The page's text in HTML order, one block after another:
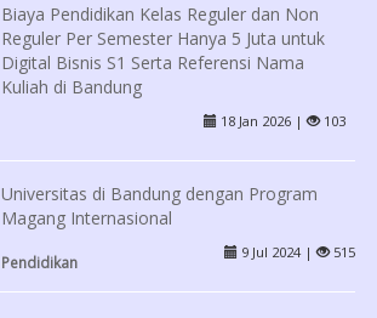
Biaya Pendidikan Kelas Reguler dan Non
Reguler Per Semester Hanya 5 Juta untuk
Digital Bisnis S1 Serta Referensi Nama
Kuliah di Bandung
18 Jan 2026 | 103
Universitas di Bandung dengan Program
Magang Internasional
Pendidikan
9 Jul 2024 | 515